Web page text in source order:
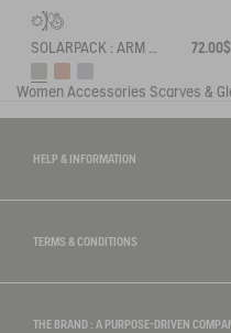
72.00$
Women Accessories Scarves &
HELP & INFORMATION
TERMS & CONDITIONS
THE BRAND : A PURPOSE-DRIVEN